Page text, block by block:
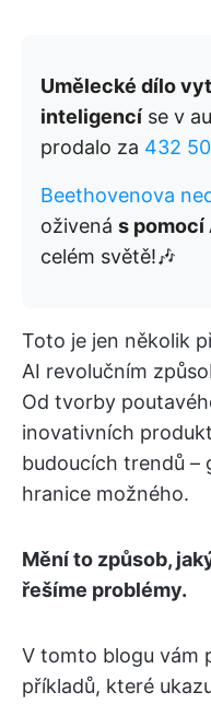
Umělecké dílo
inteligencí se v
prodalo za 432
Beethovenova
oživená s pomocí
celém světě!🎶
Toto je jen několik
AI revolučním
Od tvorby
inovativních
budoucích trendů –
hranice možného.
Mění to způsob,
řešíme problémy.
V tomto blogu vám
příkladů, které